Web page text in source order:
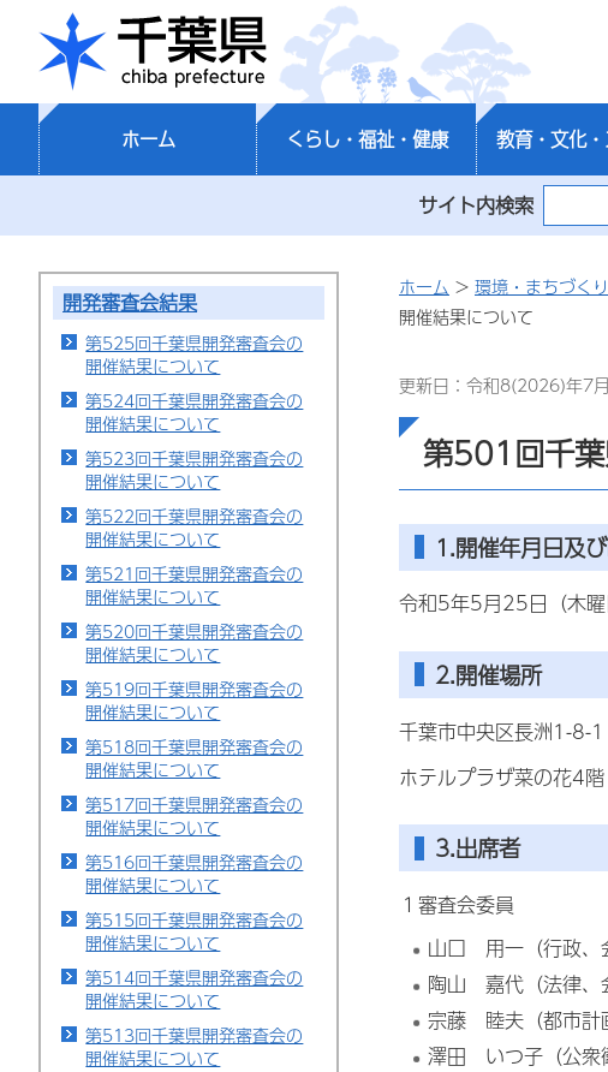
千葉県
ホーム くらし・福祉・健康 教育・文化
サイト内検索
開発審査会結果
第525回千葉県開発審査会の
開催結果について
第524回千葉県開発審査会の
開催結果について
第523回千葉県開発審査会の
開催結果について
第522回千葉県開発審査会の
開催結果について
第521回千葉県開発審査会の
開催結果について
第520回千葉県開発審査会の
開催結果について
第519回千葉県開発審査会の
開催結果について
第518回千葉県開発審査会の
開催結果について
第517回千葉県開発審査会の
開催結果について
第516回千葉県開発審査会の
開催結果について
第515回千葉県開発審査会の
開催結果について
第514回千葉県開発審査会の
開催結果について
第513回千葉県開発審査会の
開催結果について
ホーム > 環境・まちづくり
開催結果について
更新日：令和8(2026)年7
第501回千
1.開催年月日及
令和5年5月25日（木
2.開催場所
千葉市中央区長洲1-8-1
ホテルプラザ菜の花4階
3.出席者
１審査会委員
山口
用一（行政、
陶山
嘉代 （法律
宗藤
睦夫（都市計
澤田
いつ子（公衆